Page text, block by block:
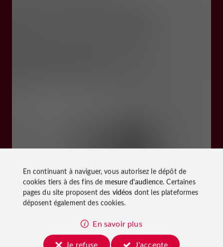
En continuant à naviguer, vous autorisez le dépôt de
cookies tiers à des fins de mesure d'audience. Certaines
pages du site proposent des vidéos dont les plateformes
déposent également des cookies.
En savoir plus
Je refuse
J'accepte